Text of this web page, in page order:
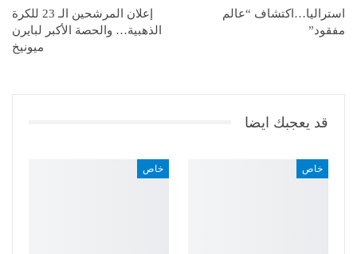
استراليا…اكتشاف “عالم
مفقود”
إعلان المرشحين الـ 23 للكرة
الذهبية… والحصة الأكبر لبايرن
ميونيخ
قد يعجبك ايضا
خاص خاص